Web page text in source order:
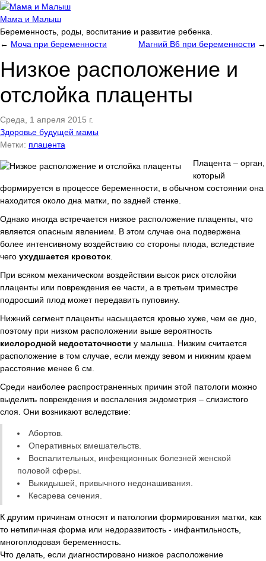
Мама и Малыш
Беременность, роды, воспитание и развитие ребенка.
← Моча при беременности Магний В6 при беременности →
Низкое расположение и
отслойка плаценты
Среда, 1 апреля 2015 г.
Здоровье будущей мамы
Метки: плацента
Плацента – орган,
который
формируется в процессе беременности, в обычном состоянии она
находится около дна матки, по задней стенке.
Однако иногда встречается низкое расположение плаценты, что
является опасным явлением. В этом случае она подвержена
более интенсивному воздействию со стороны плода, вследствие
чего ухудшается кровоток
При всяком механическом воздействии высок риск отслойки
плаценты или повреждения ее части, а в третьем триместре
подросший плод может передавить пуповину.
Нижний сегмент плаценты насыщается кровью хуже, чем ее дно,
поэтому при низком расположении выше вероятность
кислородной недостаточности у малыша. Низким считается
расположение в том случае, если между зевом и нижним краем
расстояние менее 6 см.
Среди наиболее распространенных причин этой патологи можно
выделить повреждения и воспаления эндометрия – слизистого
слоя. Они возникают вследствие:
Абортов.
Оперативных вмешательств.
Воспалительных, инфекционных болезней женской
половой сферы.
Выкидышей, привычного недонашивания.
Кесарева сечения.
К другим причинам относят и патологии формирования матки, как
то нетипичная форма или недоразвитость - инфантильность,
многоплодовая беременность.
Что делать, если диагностировано низкое расположение